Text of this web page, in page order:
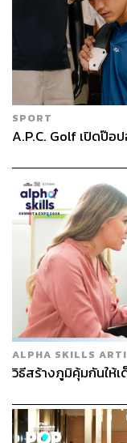
SPORT
A.P.C. Golf เปิดป๊อ
ALPHA SKILLS
วิธีสร้างภูมิคุ้มกันให้